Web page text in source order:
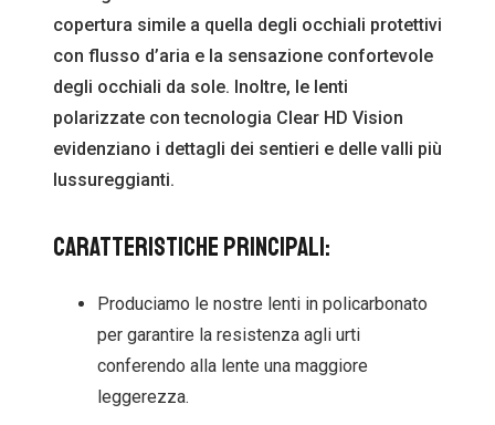
copertura simile a quella degli occhiali protettivi
con flusso d’aria e la sensazione confortevole
degli occhiali da sole. Inoltre, le lenti
polarizzate con tecnologia Clear HD Vision
evidenziano i dettagli dei sentieri e delle valli più
lussureggianti.
Caratteristiche principali:
Produciamo le nostre lenti in policarbonato
per garantire la resistenza agli urti
conferendo alla lente una maggiore
leggerezza.